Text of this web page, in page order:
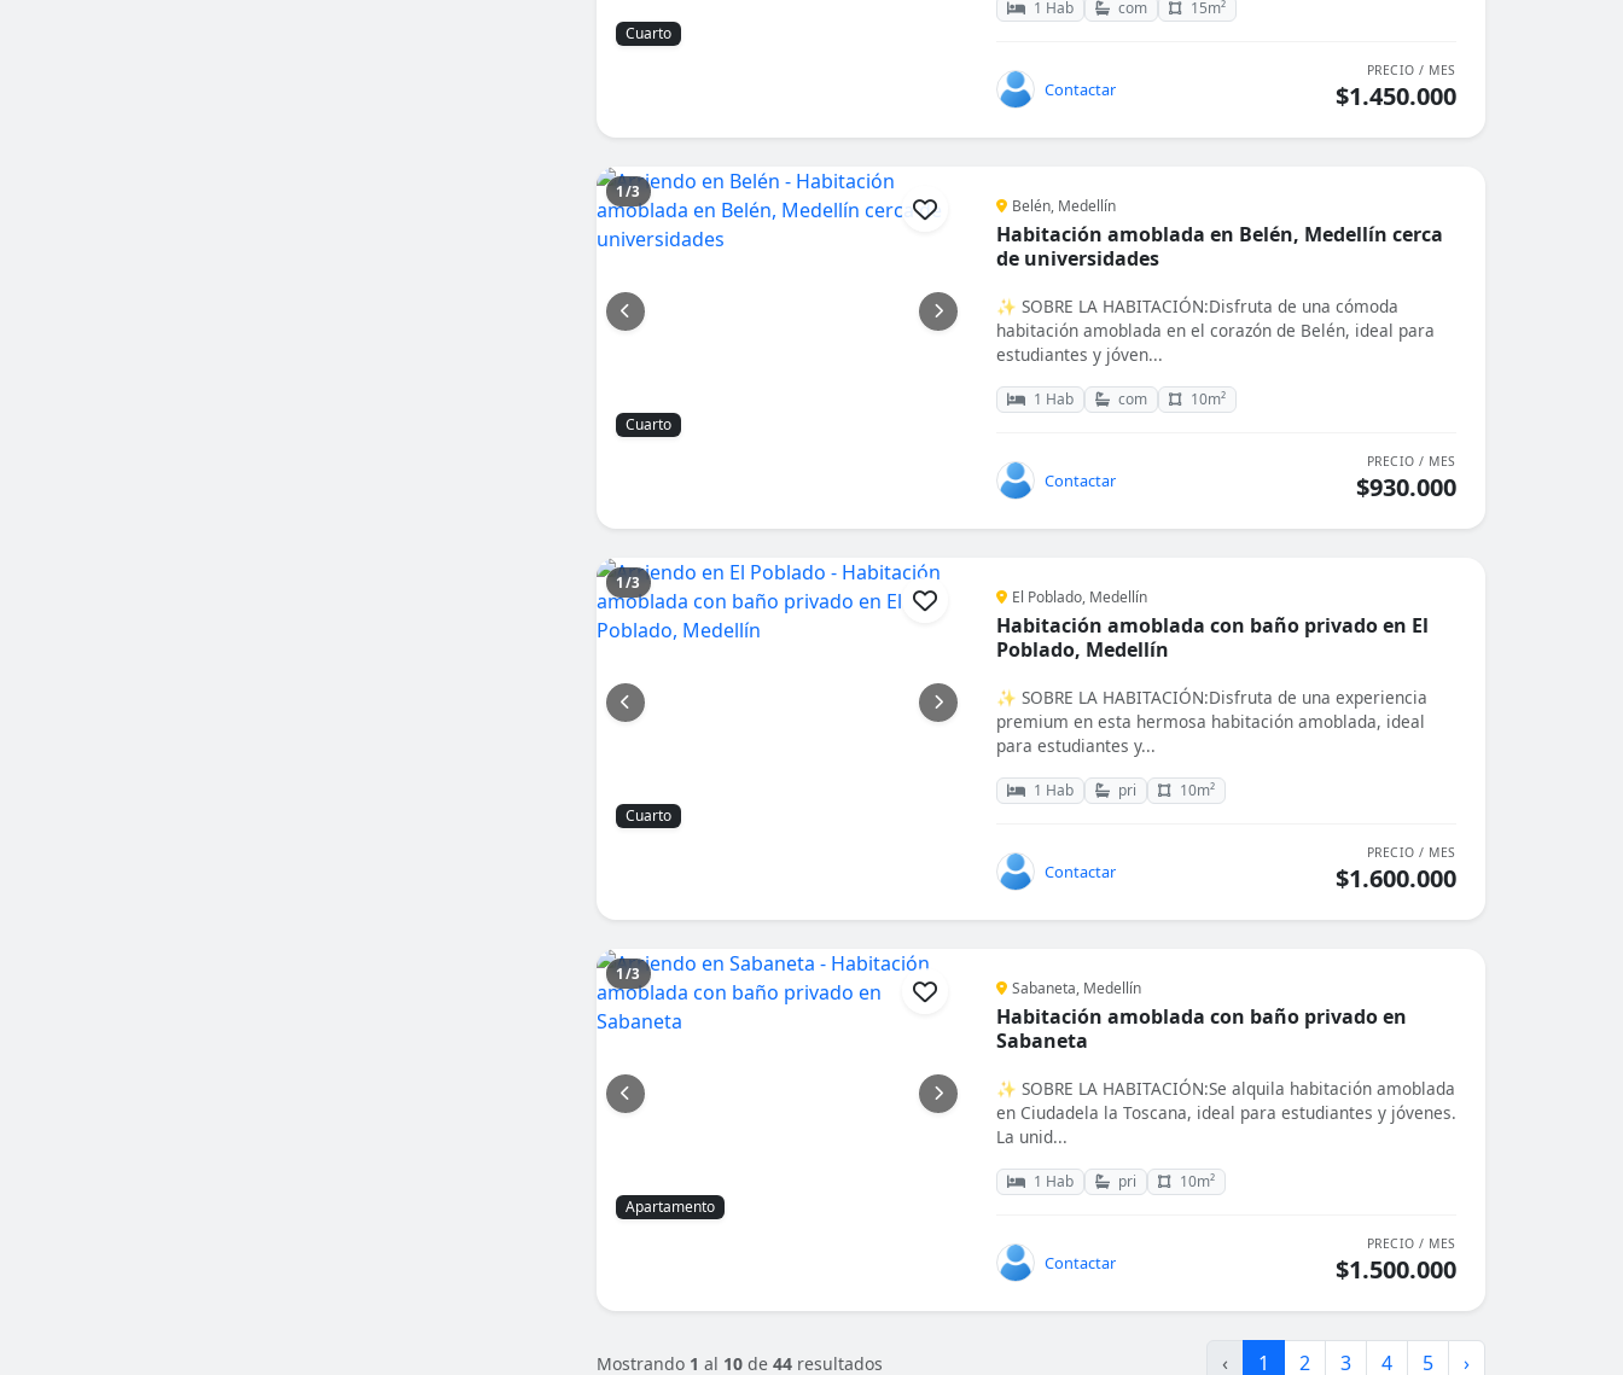
Cuarto
1 Hab com 15m²
Contactar
PRECIO / MES
$1.450.000
1/3
Cuarto
Belén, Medellín
Habitación amoblada en Belén, Medellín cerca
de universidades
✨ SOBRE LA HABITACIÓN:Disfruta de una cómoda
habitación amoblada en el corazón de Belén, ideal para
estudiantes y jóven...
1 Hab com 10m²
Contactar
PRECIO / MES
$930.000
1/3
Cuarto
El Poblado, Medellín
Habitación amoblada con baño privado en El
Poblado, Medellín
✨ SOBRE LA HABITACIÓN:Disfruta de una experiencia
premium en esta hermosa habitación amoblada, ideal
para estudiantes y...
1 Hab pri 10m²
Contactar
PRECIO / MES
$1.600.000
1/3
Apartamento
Sabaneta, Medellín
Habitación amoblada con baño privado en
Sabaneta
✨ SOBRE LA HABITACIÓN:Se alquila habitación amoblada
en Ciudadela la Toscana, ideal para estudiantes y jóvenes.
La unid...
1 Hab pri 10m²
Contactar
PRECIO / MES
$1.500.000
Mostrando 1 al 10 de 44 resultados ‹ 1 2 3 4 5 ›